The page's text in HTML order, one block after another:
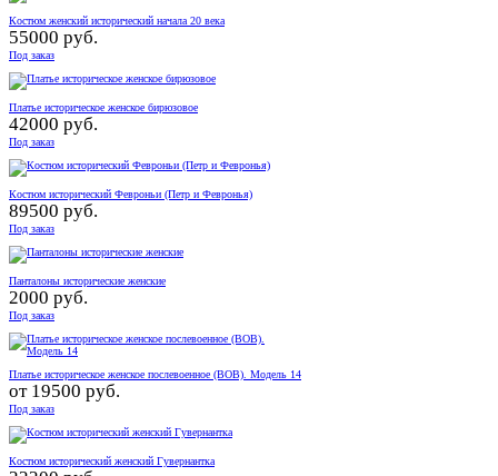
Костюм женский исторический начала 20 века
55000 руб.
Под заказ
Платье историческое женское бирюзовое
42000 руб.
Под заказ
Костюм исторический Февроньи (Петр и Февронья)
89500 руб.
Под заказ
Панталоны исторические женские
2000 руб.
Под заказ
Платье историческое женское послевоенное (ВОВ). Модель 14
от 19500 руб.
Под заказ
Костюм исторический женский Гувернантка